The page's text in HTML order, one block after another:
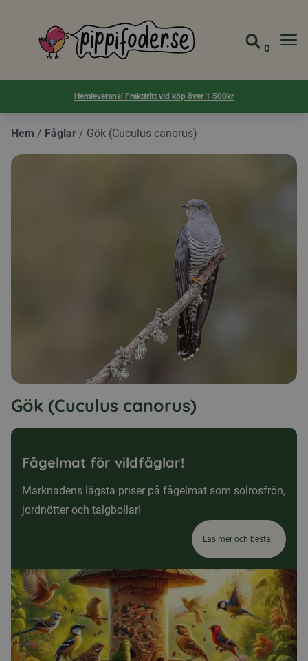
Pippifoder logotyp Gå till
Visa
0
Hemleverans! Fraktfritt vid köp över 1 500kr
Hem / Fåglar / Gök (Cuculus canorus)
Gök (Cuculus canorus)
Fågelmat för vildfåglar!
Marknadens lägsta priser på fågelmat som solrosfrön,
jordnötter och talgbollar!
Läs mer och beställ